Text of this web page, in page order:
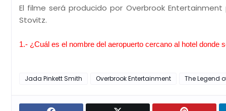
El filme será producido por Overbrook
Stovitz.
1.- ¿Cuál es el nombre del aeropuerto cercano al hotel donde
Jada Pinkett Smith Overbrook Entertainment The Legend